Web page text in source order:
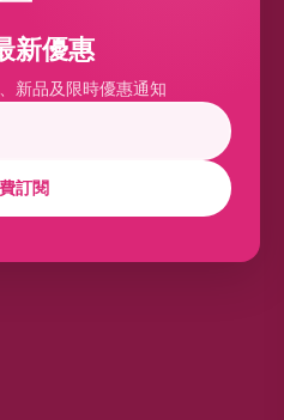
新優惠
新品及限時優惠通知
訂閱